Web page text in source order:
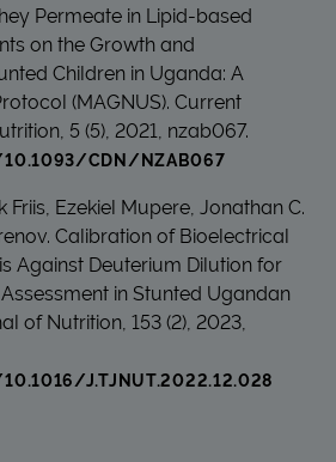
Permeate in Lipid-based
on the Growth and
Children in Uganda: A
(MAGNUS). Current
5 (5), 2021, nzab067.
10.1093/CDN/NZAB067
Friis, Ezekiel Mupere, Jonathan C.
Calibration of Bioelectrical
Against Deuterium Dilution for
in Stunted Ugandan
of Nutrition, 153 (2), 2023,
J.TJNUT.2022.12.028